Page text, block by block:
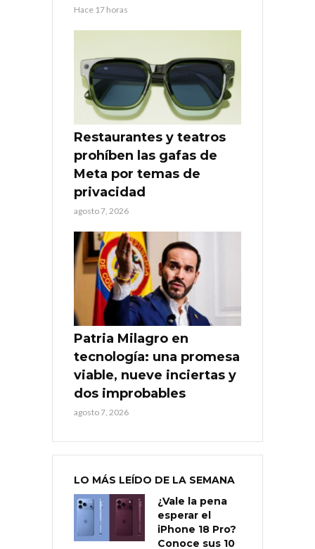
Hace 17 horas
Restaurantes y teatros
prohíben las gafas de
Meta por temas de
privacidad
agosto 7, 2026
Patria Milagro en
tecnología: una promesa
viable, nueve inciertas y
dos improbables
agosto 7, 2026
LO MÁS LEÍDO DE LA SEMANA
¿Vale la pena
esperar el
iPhone 18 Pro?
Conoce sus 10